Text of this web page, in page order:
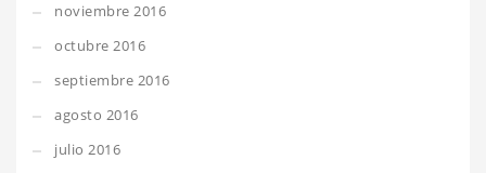
noviembre 2016
octubre 2016
septiembre 2016
agosto 2016
julio 2016